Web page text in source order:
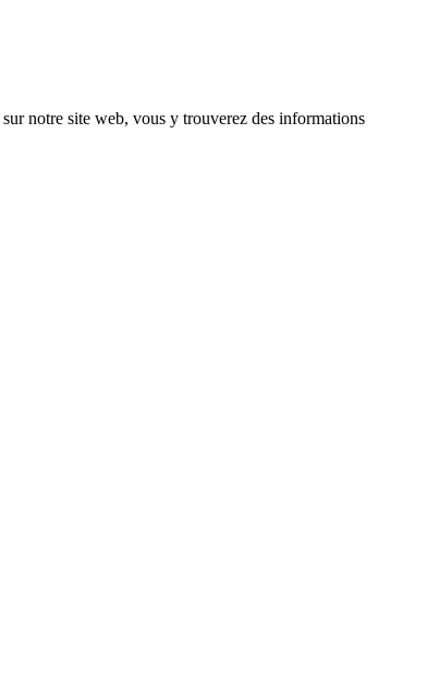
sur notre site web, vous y trouverez des informations